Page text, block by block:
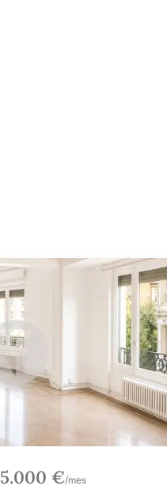
5.000 €/mes